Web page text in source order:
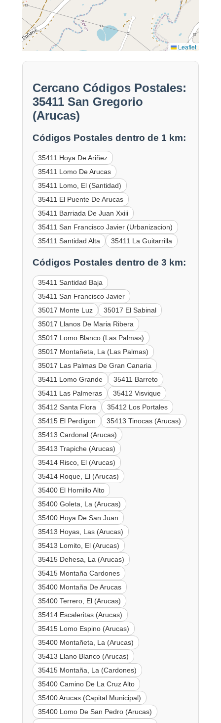
Leaflet
Cercano Códigos Postales:
35411 San Gregorio
(Arucas)
Códigos Postales dentro de 1 km:
35411 Hoya De Ariñez
35411 Lomo De Arucas
35411 Lomo, El (Santidad)
35411 El Puente De Arucas
35411 Barriada De Juan Xxiii
35411 San Francisco Javier (Urbanizacion)
35411 Santidad Alta
35411 La Guitarrilla
Códigos Postales dentro de 3 km:
35411 Santidad Baja
35411 San Francisco Javier
35017 Monte Luz
35017 El Sabinal
35017 Llanos De Maria Ribera
35017 Lomo Blanco (Las Palmas)
35017 Montañeta, La (Las Palmas)
35017 Las Palmas De Gran Canaria
35411 Lomo Grande
35411 Barreto
35411 Las Palmeras
35412 Visvique
35412 Santa Flora
35412 Los Portales
35415 El Perdigon
35413 Tinocas (Arucas)
35413 Cardonal (Arucas)
35413 Trapiche (Arucas)
35414 Risco, El (Arucas)
35414 Roque, El (Arucas)
35400 El Hornillo Alto
35400 Goleta, La (Arucas)
35400 Hoya De San Juan
35413 Hoyas, Las (Arucas)
35413 Lomito, El (Arucas)
35415 Dehesa, La (Arucas)
35415 Montaña Cardones
35400 Montaña De Arucas
35400 Terrero, El (Arucas)
35414 Escaleritas (Arucas)
35415 Lomo Espino (Arucas)
35400 Montañeta, La (Arucas)
35413 Llano Blanco (Arucas)
35415 Montaña, La (Cardones)
35400 Camino De La Cruz Alto
35400 Arucas (Capital Municipal)
35400 Lomo De San Pedro (Arucas)